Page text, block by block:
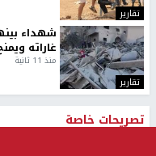
تقارير
تقارير
شهداء
غاراته
منذ 11 ثانية
تصريحات خاصة